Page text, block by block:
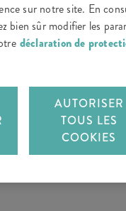
sur notre site. En
bien sûr modifier les
déclaration de
AUTORISER
TOUS LES
COOKIES